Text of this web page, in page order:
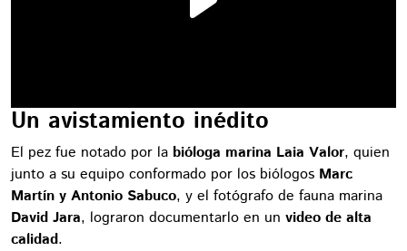
Un avistamiento inédito
El pez fue notado por la bióloga marina Laia Valor, quien
junto a su equipo conformado por los biólogos Marc
Martín y Antonio Sabuco, y el fotógrafo de fauna marina
David Jara, lograron documentarlo en un video de alta
calidad.